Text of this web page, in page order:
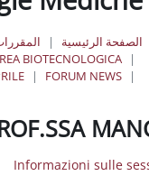
الصفحة الرئيسية
BIOTECNOLOGICA
FORUM NEWS